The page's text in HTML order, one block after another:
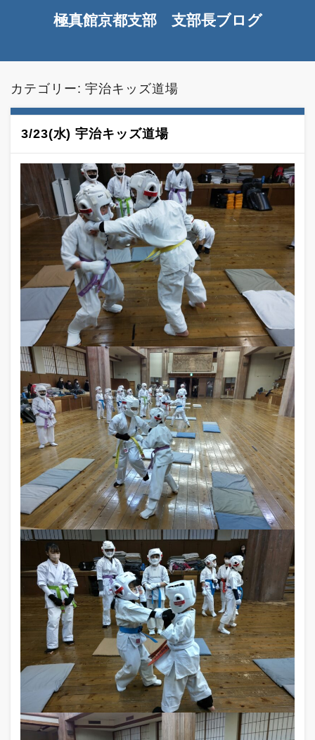
極真館京都支部 支部長ブログ
カテゴリー:宇治キッズ道場
3/23(水) 宇治キッズ道場